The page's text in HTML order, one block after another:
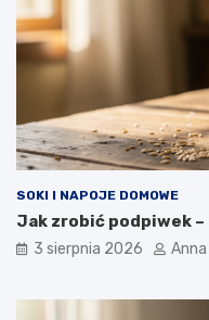
SOKI I NAPOJE DOMOWE
Jak zrobić podpiwek
3 sierpnia 2026